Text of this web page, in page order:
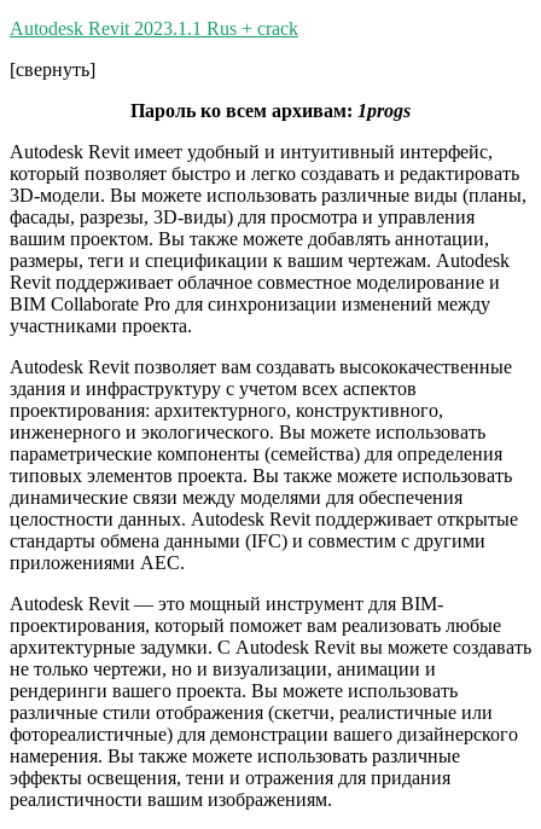
Autodesk Revit 2023.1.1 Rus + crack
[свернуть]
Пароль ко всем архивам: 1progs
Autodesk Revit имеет удобный и интуитивный интерфейс,
который позволяет быстро и легко создавать и редактировать
3D-модели. Вы можете использовать различные виды (планы,
фасады, разрезы, 3D-виды) для просмотра и управления
вашим проектом. Вы также можете добавлять аннотации,
размеры, теги и спецификации к вашим чертежам. Autodesk
Revit поддерживает облачное совместное моделирование и
BIM Collaborate Pro для синхронизации изменений между
участниками проекта.
Autodesk Revit позволяет вам создавать высококачественные
здания и инфраструктуру с учетом всех аспектов
проектирования: архитектурного, конструктивного,
инженерного и экологического. Вы можете использовать
параметрические компоненты (семейства) для определения
типовых элементов проекта. Вы также можете использовать
динамические связи между моделями для обеспечения
целостности данных. Autodesk Revit поддерживает открытые
стандарты обмена данными (IFC) и совместим с другими
приложениями AEC.
Autodesk Revit — это мощный инструмент для BIM-
проектирования, который поможет вам реализовать любые
архитектурные задумки. С Autodesk Revit вы можете создавать
не только чертежи, но и визуализации, анимации и
рендеринги вашего проекта. Вы можете использовать
различные стили отображения (скетчи, реалистичные или
фотореалистичные) для демонстрации вашего дизайнерского
намерения. Вы также можете использовать различные
эффекты освещения, тени и отражения для придания
реалистичности вашим изображениям.